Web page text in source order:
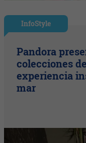
InfoStyle
Pandora
colecciones
experiencia
mar